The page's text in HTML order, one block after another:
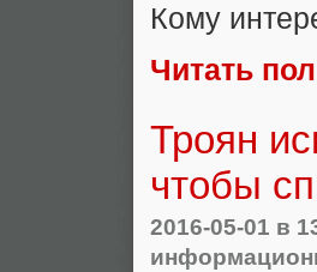
Кому
Читать
Троян
чтобы
2016-05-01 в